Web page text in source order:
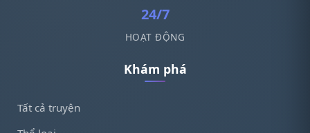
24/7
HOẠT ĐỘNG
Khám phá
Tất cả truyện